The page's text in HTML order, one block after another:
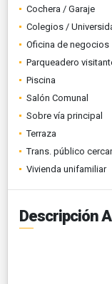
Cochera / Garaje
Colegios /
Oficina de negocios
Parqueadero
Piscina
Salón Comunal
Sobre vía principal
Terraza
Trans. público
Vivienda unifamiliar
Descripción